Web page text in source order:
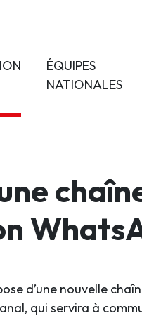
ÉQUIPES
NATIONALES
d’une nouvelle
qui servira à